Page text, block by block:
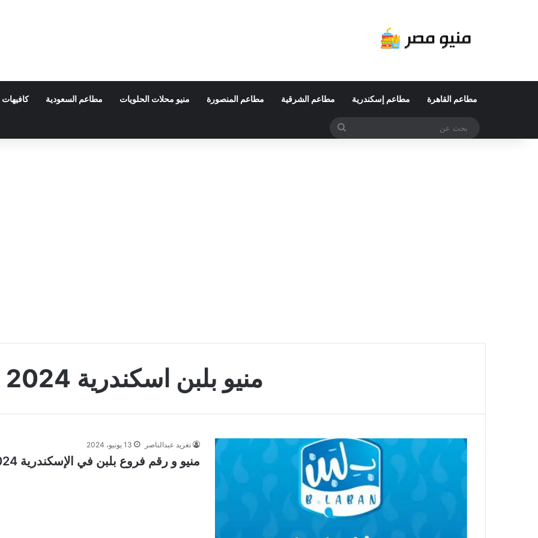
مطاعم القاهرة مطاعم إسكندرية مطاعم الشرقية مطاعم المنصورة منيو محلات الحلويات مطاعم السعودية
منيو بلبن اسكندرية 2024
تغريد عبدالناصر 13 يونيو، 2024
منيو و رقم فروع بلبن في الإسكندرية 2024